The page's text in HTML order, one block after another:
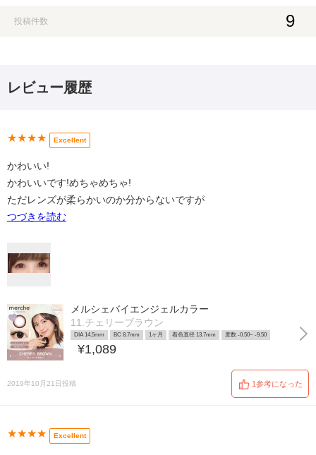
投稿件数 9
レビュー履歴
★★★★ Excellent
かわいい!
かわいいです!めちゃめちゃ!
ただレンズが柔らかいのか分からないですが
つづきを読む
メルシェバイエンジェルカラー
11.チェリーブラウン
DIA 14.5mm BC 8.7mm 1ヶ月 着色直径 13.7mm 度数 -0.50~ -9.50
¥1,089
2019年10月21日投稿 1参考になった
★★★★ Excellent